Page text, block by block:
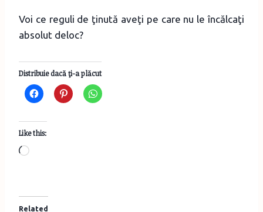
Voi ce reguli de ţinută aveţi pe care nu le încălcaţi
absolut deloc?
Distribuie dacă ţi-a plăcut
Like this:
L
d
Related